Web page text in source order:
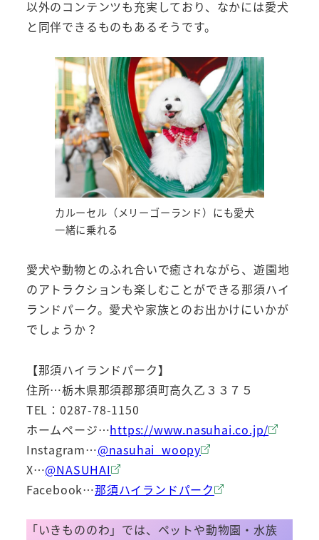
以外のコンテンツも充実しており、なかには愛犬
と同伴できるものもあるそうです。
カルーセル（メリーゴーランド）にも愛犬
一緒に乗れる
愛犬や動物とのふれ合いで癒されながら、遊園地
のアトラクションも楽しむことができる那須ハイ
ランドパーク。愛犬や家族とのお出かけにいかが
でしょうか？
【那須ハイランドパーク】
住所…栃木県那須郡那須町高久乙３３７５
TEL：0287-78-1150
ホームページ…https://www.nasuhai.co.jp/
Instagram…@nasuhai_woopy
X…@NASUHAI
Facebook…那須ハイランドパーク
「いきもののわ」では、ペットや動物園・水族